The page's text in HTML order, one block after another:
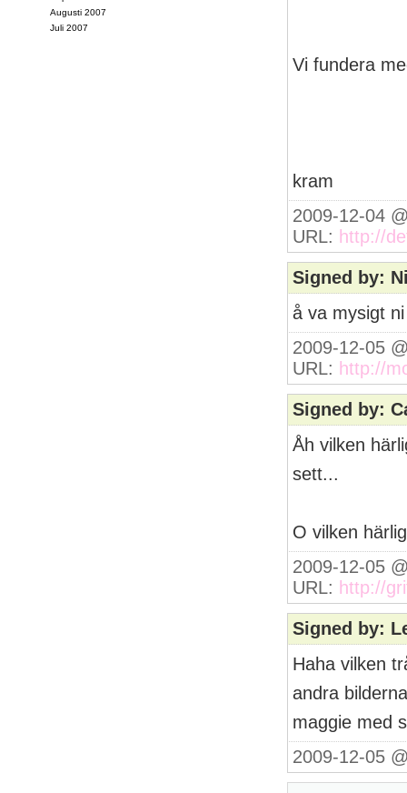
Vi fundera
kram
2009-12-04
URL: http://
Signed by:
å va mysigt
2009-12-05
URL: http://
Signed by:
Åh vilken
sett...
O vilken
2009-12-05
URL: http://
Signed by:
Haha vilken
andra
maggie med
2009-12-05
Augusti 2007
Juli 2007